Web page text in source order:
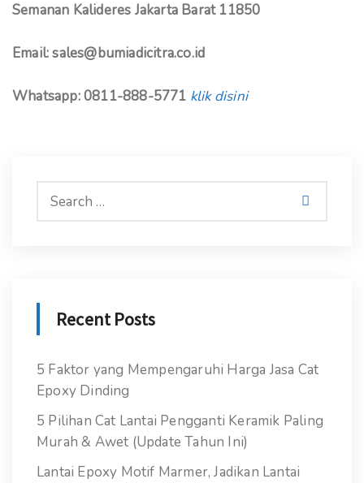
Semanan Kalideres Jakarta Barat 11850
Email: sales@bumiadicitra.co.id
Whatsapp: 0811-888-5771 klik disini
Recent Posts
5 Faktor yang Mempengaruhi Harga Jasa Cat
Epoxy Dinding
5 Pilihan Cat Lantai Pengganti Keramik Paling
Murah & Awet (Update Tahun Ini)
Lantai Epoxy Motif Marmer, Jadikan Lantai